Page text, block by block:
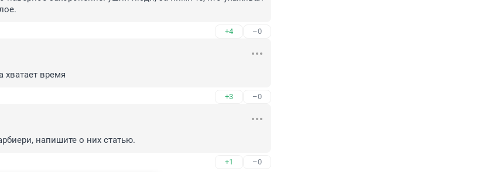
+4 –0
хватает время
+3 –0
напишите о них статью.
+1 –0